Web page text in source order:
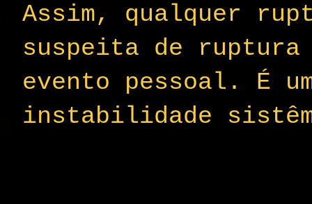
Assim, qualquer
suspeita de ruptura
evento pessoal. É
instabilidade